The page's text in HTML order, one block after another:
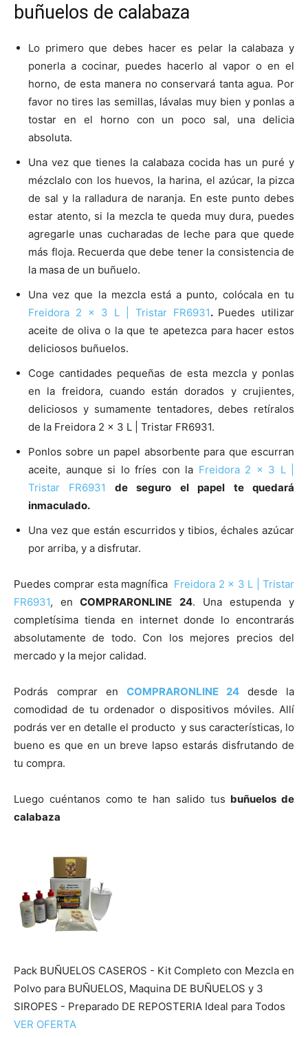
buñuelos de calabaza
Lo primero que debes hacer es pelar la calabaza y
ponerla a cocinar, puedes hacerlo al vapor o en el
horno, de esta manera no conservará tanta agua. Por
favor no tires las semillas, lávalas muy bien y ponlas a
tostar en el horno con un poco sal, una delicia
absoluta.
Una vez que tienes la calabaza cocida has un puré y
mézclalo con los huevos, la harina, el azúcar, la pizca
de sal y la ralladura de naranja. En este punto debes
estar atento, si la mezcla te queda muy dura, puedes
agregarle unas cucharadas de leche para que quede
más floja. Recuerda que debe tener la consistencia de
la masa de un buñuelo.
Una vez que la mezcla está a punto, colócala en tu
Freidora 2 x 3 L | Tristar FR6931. Puedes utilizar
aceite de oliva o la que te apetezca para hacer estos
deliciosos buñuelos.
Coge cantidades pequeñas de esta mezcla y ponlas
en la freidora, cuando están dorados y crujientes,
deliciosos y sumamente tentadores, debes retíralos
de la Freidora 2 x 3 L | Tristar FR6931.
Ponlos sobre un papel absorbente para que escurran
aceite, aunque si lo fríes con la Freidora 2 x 3 L |
Tristar FR6931
de seguro el papel te quedará
inmaculado.
Una vez que están escurridos y tibios, échales azúcar
por arriba, y a disfrutar.
Puedes comprar esta magnífica Freidora 2 x 3 L | Tristar
FR6931, en COMPRARONLINE 24. Una estupenda y
completísima tienda en internet donde lo encontrarás
absolutamente de todo. Con los mejores precios del
mercado y la mejor calidad.
Podrás comprar en COMPRARONLINE 24
desde la
comodidad de tu ordenador o dispositivos móviles. Allí
podrás ver en detalle el producto y sus características, lo
bueno es que en un breve lapso estarás disfrutando de
tu compra.
Luego cuéntanos como te han salido tus buñuelos de
calabaza
Pack BUÑUELOS CASEROS - Kit Completo con Mezcla en
Polvo para BUÑUELOS, Maquina DE BUÑUELOS y 3
SIROPES - Preparado DE REPOSTERIA Ideal para Todos
VER OFERTA